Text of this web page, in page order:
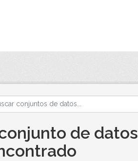
de datos